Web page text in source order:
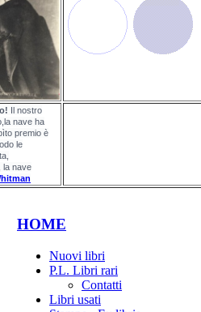
Il nostro
nave ha
premio è
le
la nave
HOME
Nuovi libri
P.L. Libri rari
Contatti
Libri usati